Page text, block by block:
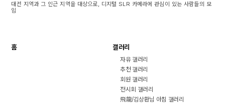
대전 지역과 그 인근 지역을 대상으로, 디지털 SLR 카메라에 관심이 있는 사람들의 모
임
홈 갤러리
자유 갤러리
추천 갤러리
회원 갤러리
전시회 갤러리
飛龍/김상환님 아침 갤러리